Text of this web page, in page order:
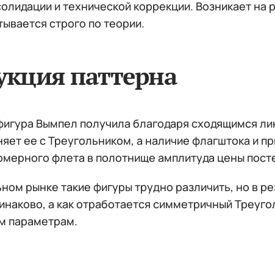
и технической коррекции. Возникает
строго по теории.
паттерна
Вымпел получила благодаря сходящимся
ее с Треугольником, а наличие флагштока и
флета в полотнище амплитуда цены
рынке такие фигуры трудно различить, но в
а как отработается симметричный
параметрам.